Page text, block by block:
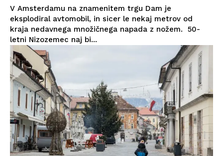
V Amsterdamu na znamenitem trgu Dam je
eksplodiral avtomobil, in sicer le nekaj metrov od
kraja nedavnega množičnega napada z nožem. 50-
letni Nizozemec naj bi...